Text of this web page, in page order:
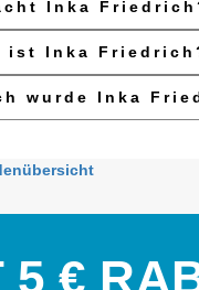
Inka
ist Inka
wurde Inka
5 €